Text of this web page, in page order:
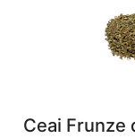
Ceai Frunze